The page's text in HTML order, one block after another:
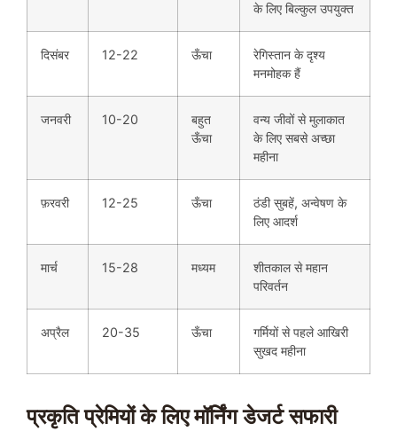
के लिए बिल्कुल उपयुक्त
दिसंबर 12-22 ऊँचा
रेगिस्तान के दृश्य
मनमोहक हैं
जनवरी 10-20
बहुत
ऊँचा
वन्य जीवों से मुलाकात
के लिए सबसे अच्छा
महीना
फ़रवरी 12-25 ऊँचा
ठंडी सुबहें, अन्वेषण के
लिए आदर्श
मार्च 15-28 मध्यम
शीतकाल से महान
परिवर्तन
अप्रैल 20-35 ऊँचा
गर्मियों से पहले आखिरी
सुखद महीना
प्रकृति प्रेमियों के लिए मॉर्निंग डेजर्ट सफारी